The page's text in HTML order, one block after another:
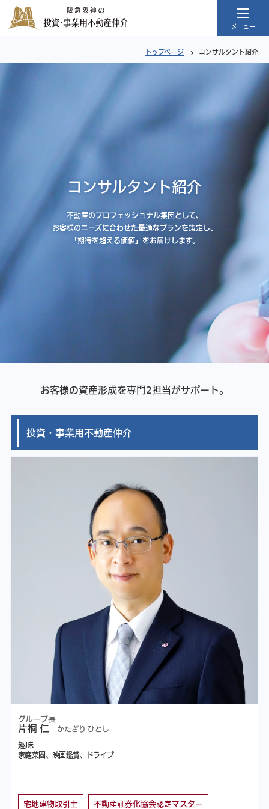
メニュー
トップページ
コンサルタント紹介
不動産コラム
トップページ コンサルタント紹介
コンサルタント紹介
不動産のプロフェッショナル集団として、
お客様のニーズに合わせた最適なプランを策定し、
「期待を超える価値」をお届けします。
お客様の資産形成を専門2担当がサポート。
投資・事業用不動産仲介
グループ長
片桐 仁 かたぎり ひとし
趣味
家庭菜園、映画鑑賞、ドライブ
宅地建物取引士 不動産証券化協会認定マスター